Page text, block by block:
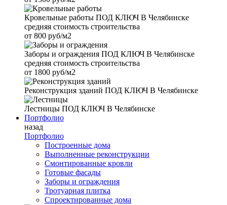
Кровельные работы ПОД КЛЮЧ В Челябинске
средняя стоимость строительства
от 800 руб/м2
Заборы и ограждения ПОД КЛЮЧ В Челябинске
средняя стоимость строительства
от 1800 руб/м2
Реконструкция зданий ПОД КЛЮЧ В Челябинске
Лестницы ПОД КЛЮЧ В Челябинске
Портфолио
назад
Портфолио
Построенные дома
Выполненные реконструкции
Смонтированные кровли
Готовые фасады
Заборы и ограждения
Тротуарная плитка
Спроектированные дома